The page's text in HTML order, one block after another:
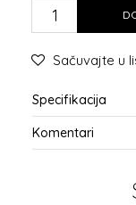
Sačuvajte u
Specifikacija
Komentari